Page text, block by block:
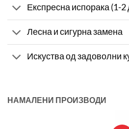
Експресна испорака (1-2
Лесна и сигурна замена
Искуства од задоволни
НАМАЛЕНИ ПРОИЗВОДИ